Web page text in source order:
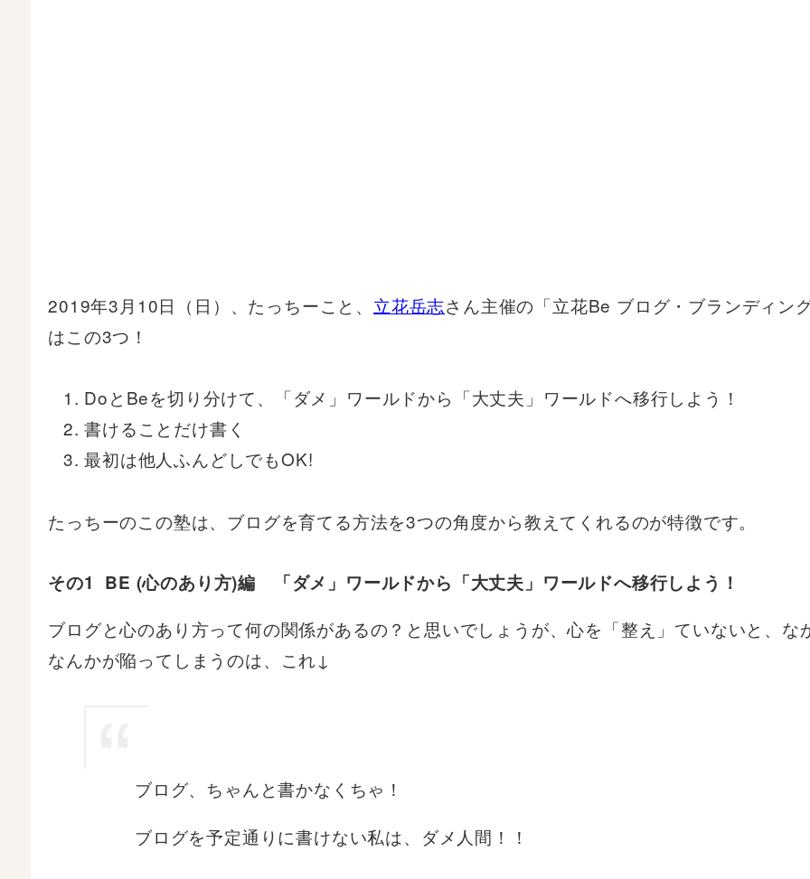
2019年3月10日（日）、たっちーこと、 立花岳志さん主催の「立花Be ブログ・ブランディン
はこの3つ！
DoとBeを切り分けて、「ダメ」ワールドから「大丈夫」ワールドへ移行しよう！
書けることだけ書く
最初は他人ふんどしでもOK!
たっちーのこの塾は、ブログを育てる方法を3つの角度から教えてくれるのが特徴です。
その1 BE (心のあり方)編 「ダメ」ワールドから「大丈夫」ワールドへ移行しよう！
ブログと心のあり方って何の関係があるの？と思いでしょうが、心を「整え」ていないと、
なんかが陥ってしまうのは、これ↓
ブログ、ちゃんと書かなくちゃ！
ブログを予定通りに書けない私は、ダメ人間！！